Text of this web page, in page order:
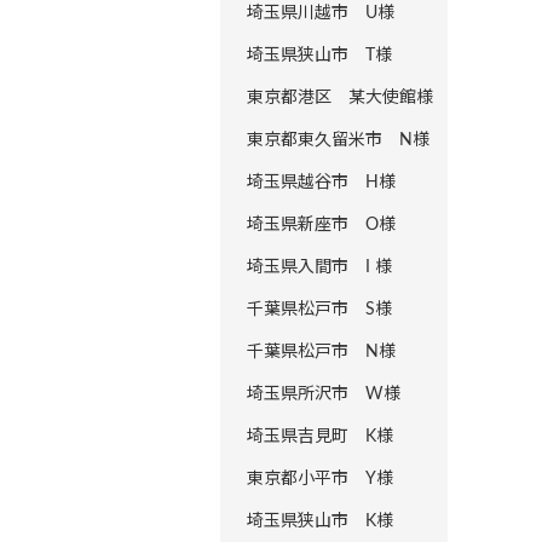
埼玉県川越市 U様
埼玉県狭山市 T様
東京都港区 某大使館様
東京都東久留米市 N様
埼玉県越谷市 H様
埼玉県新座市 O様
埼玉県入間市 I 様
千葉県松戸市 S様
千葉県松戸市 N様
埼玉県所沢市 W様
埼玉県吉見町 K様
東京都小平市 Y様
埼玉県狭山市 K様